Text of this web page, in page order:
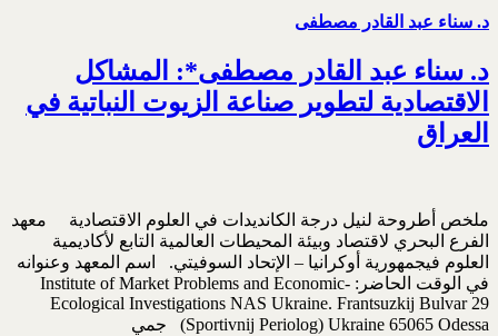
د. سناء عبد القادر مصطفى
د. سناء عبد القادر مصطفى*: المشاكل
الاقتصادية لتطوير صناعة الزيوت النباتية في
العراق
ملخص أطروحة لنيل درجة الكانديدات في العلوم الاقتصادية معهد
الفرع البحري لاقتصاد وبيئة المحيطات العالمية التابع لأكاديمية
العلوم فيجمهورية أوكرانيا – الإتحاد السوفيتي. اسم المعهد وعنوانه
في الوقت الحاضر: Institute of Market Problems and Economic-
Ecological Investigations NAS Ukraine. Frantsuzkij Bulvar 29
(Sportivnij Periolog) Ukraine 65065 Odessa جمي